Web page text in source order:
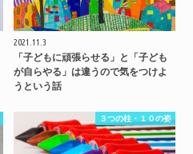
2021.11.3
「子どもに頑張らせる」と「子ども
が自らやる」は違うので気をつけよ
うという話
３つの柱・１０の姿